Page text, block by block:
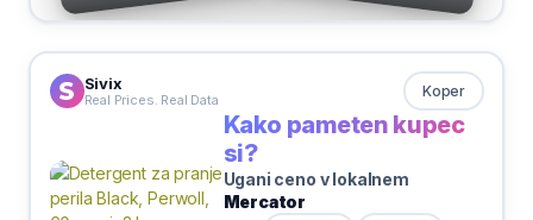
Sivix
Real Prices. Real Data Koper
Kako pameten kupec
si?
Ugani ceno v lokalnem
Mercator